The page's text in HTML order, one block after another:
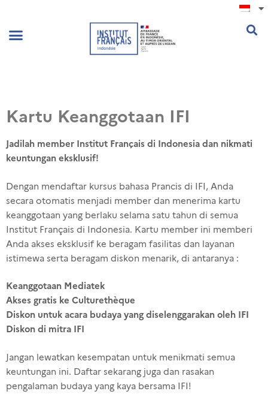
Kartu Keanggotaan IFI
Jadilah member Institut Français di Indonesia dan nikmati
keuntungan eksklusif!
Dengan mendaftar kursus bahasa Prancis di IFI, Anda
secara otomatis menjadi member dan menerima kartu
keanggotaan yang berlaku selama satu tahun di semua
Institut Français di Indonesia. Kartu member ini memberi
Anda akses eksklusif ke beragam fasilitas dan layanan
istimewa serta beragam diskon menarik, di antaranya :
Keanggotaan Mediatek
Akses gratis ke Culturethèque
Diskon untuk acara budaya yang diselenggarakan oleh IFI
Diskon di mitra IFI
Jangan lewatkan kesempatan untuk menikmati semua
keuntungan ini. Daftar sekarang juga dan rasakan
pengalaman budaya yang kaya bersama IFI!